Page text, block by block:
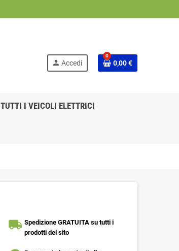
person Accedi
0
0,00 €
TUTTI I VEICOLI ELETTRICI
local_shipping Spedizione GRATUITA su tutti i
prodotti del sito